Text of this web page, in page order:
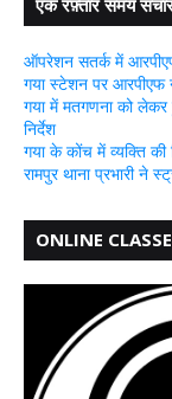
एक रफ़्तार समय
ऑपरेशन सतर्क में
गया स्टेशन पर आरपीएफ
गया में मतगणना को लेकर
निर्देश
गया के कोंच में व्यक्ति
रामपुर थाना प्रभारी ने
ONLINE